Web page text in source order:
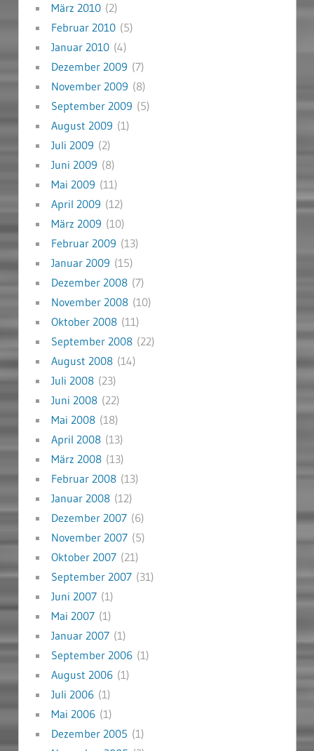
März 2010(2)
Februar 2010(5)
Januar 2010(4)
Dezember 2009 (7)
November 2009 (8)
September 2009 (5)
August 2009 (1)
Juli 2009 (2)
Juni 2009 (8)
Mai 2009 (11)
April 2009 (12)
März 2009 (10)
Februar 2009 (13)
Januar 2009 (15)
Dezember 2008(7)
November 2008(10)
Oktober 2008(11)
September 2008(22)
August 2008(14)
Juli 2008(23)
Juni 2008(22)
Mai 2008(18)
April 2008(13)
März 2008(13)
Februar 2008(13)
Januar 2008(12)
Dezember 2007(6)
November 2007(5)
Oktober 2007(21)
September 2007(31)
Juni 2007(1)
Mai 2007(1)
Januar 2007(1)
September 2006(1)
August 2006(1)
Juli 2006(1)
Mai 2006(1)
Dezember 2005 (1)